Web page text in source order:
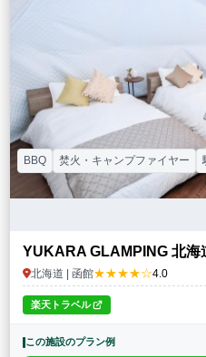
焚
プール 海水浴 ドッグラ
駅から送迎あり
条件をクリア
YUKARA GLAMPING 北海
北海道 | 函館★★★★☆4.0
BBQ 焚火・キャンプファイヤー
楽天トラベル
この施設のプラン例